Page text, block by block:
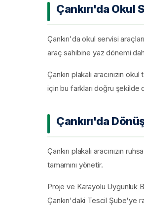
Çankırı'da
Çankırı'da okul servisi
araç sahibine yaz dönemi
Çankırı plakalı aracınızın
için bu farkları doğru şekilde
Çankırı'da
Çankırı plakalı aracınızın
tamamını yönetir.
Proje ve Karayolu Uygunluk
Çankırı'daki Tescil Şube'ye